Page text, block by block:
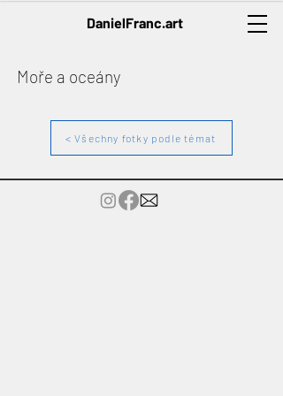
DanielFranc.art
Moře a oceány
< Všechny fotky podle témat